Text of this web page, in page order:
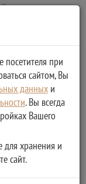
пособия в
посетителя при
сайтом, Вы
данныхи
. Вы всегда
Вашего
для хранения и
сайт.